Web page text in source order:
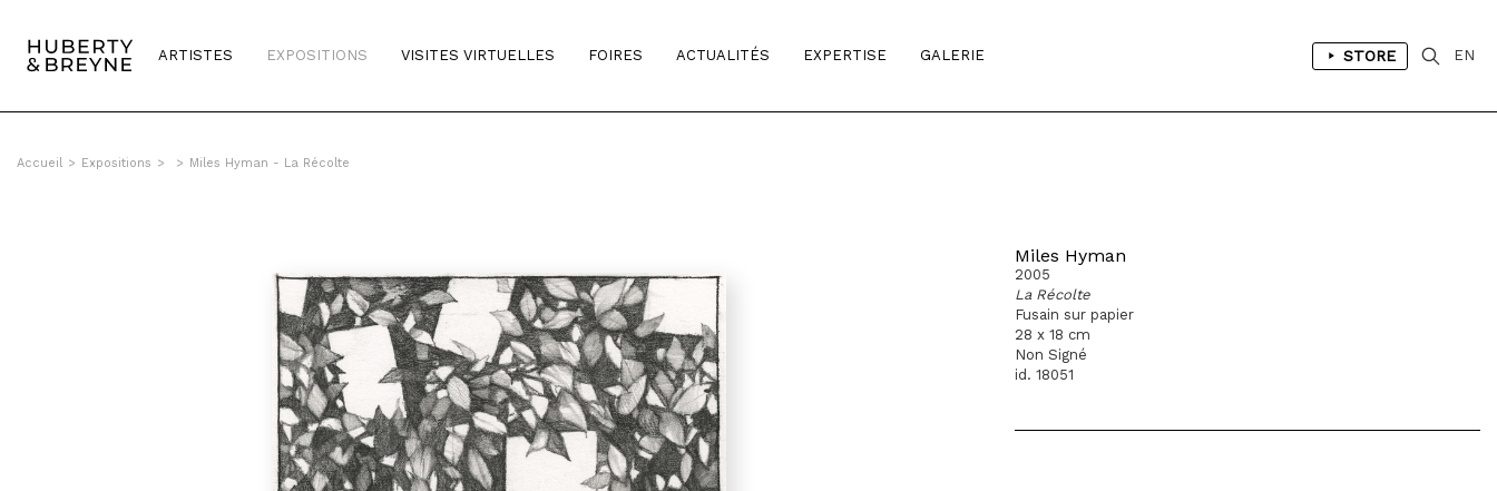
ARTISTES EXPOSITIONS VISITES VIRTUELLES FOIRES ACTUALITÉS EXPERTISE GALERIE STORE EN
Accueil > Expositions > > Miles Hyman - La Récolte
Miles Hyman
2005
La Récolte
Fusain sur papier
28 x 18 cm
Non Signé
id. 18051